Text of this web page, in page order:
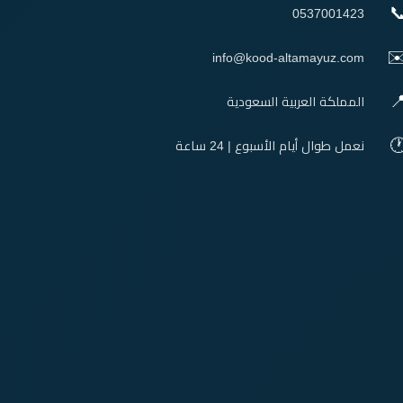
0537001423
info@kood-altamayuz.com
المملكة العربية السعودية
نعمل طوال أيام الأسبوع | 24 ساعة